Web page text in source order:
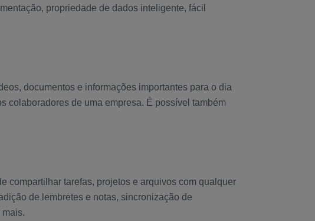
propriedade de dados inteligente, fácil
documentos e informações importantes para o dia
colaboradores de uma empresa. É possível também
compartilhar tarefas, projetos e arquivos com qualquer
de lembretes e notas, sincronização de